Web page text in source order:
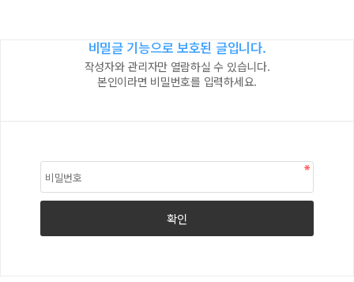
비밀글 기능으로 보호된 글입니다.
작성자와 관리자만 열람하실 수 있습니다.
본인이라면 비밀번호를 입력하세요.